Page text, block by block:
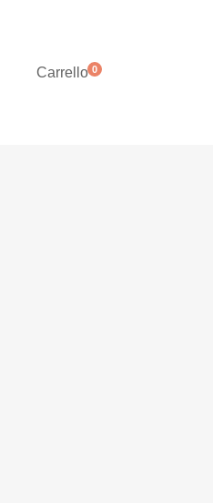
Carrello0